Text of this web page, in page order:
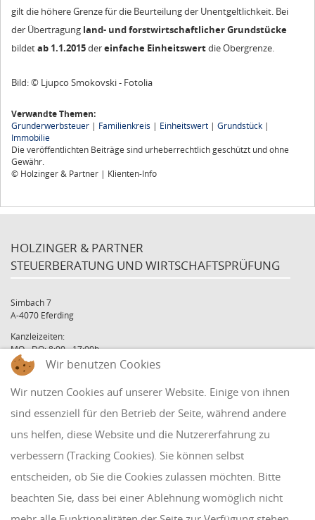
gilt die höhere Grenze für die Beurteilung der Unentgeltlichkeit. Bei
der Übertragung land- und forstwirtschaftlicher Grundstücke
bildetab 1.1.2015dereinfache Einheitswertdie Obergrenze.
Bild: © Ljupco Smokovski - Fotolia
Verwandte Themen:
Grunderwerbsteuer | Familienkreis | Einheitswert | Grundstück |
Immobilie
Die veröffentlichten Beiträge sind urheberrechtlich geschützt und ohne
Gewähr.
© Holzinger & Partner | Klienten-Info
HOLZINGER & PARTNER
STEUERBERATUNG UND WIRTSCHAFTSPRÜFUNG
Simbach 7
A-4070 Eferding
Kanzleizeiten:
MO - DO: 8:00 - 17:00h
FR: 8:00 - 12:00h
Tel: +43 7272 39 79 - 0
Fax: +43 7272 39 79 - 9
QUICKLINKS
Klientenbereich
Disclaimer
Wir benutzen Cookies
Wir nutzen Cookies auf unserer Website. Einige von ihnen
sind essenziell für den Betrieb der Seite, während andere
uns helfen, diese Website und die Nutzererfahrung zu
verbessern (Tracking Cookies). Sie können selbst
entscheiden, ob Sie die Cookies zulassen möchten. Bitte
beachten Sie, dass bei einer Ablehnung womöglich nicht